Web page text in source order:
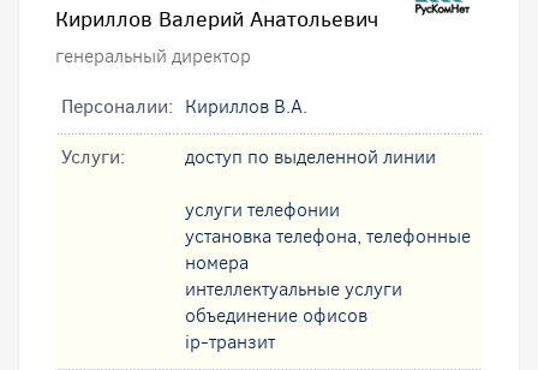
Кириллов Валерий Анатольевич
генеральный директор
Персоналии: Кириллов В.А.
Услуги:
доступ по выделенной линии
услуги телефонии
установка телефона, телефонные
номера
интеллектуальные услуги
oбъединение офисов
ip-транзит